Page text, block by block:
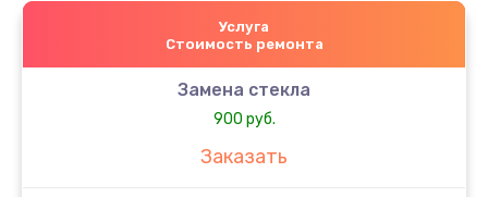
Услуга
Стоимость ремонта
Замена стекла
900 руб.
Заказать